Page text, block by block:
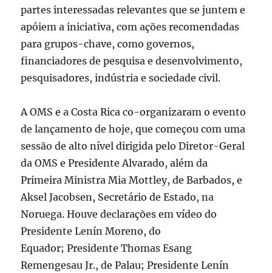
partes interessadas relevantes que se juntem e
apóiem ​​a iniciativa, com ações recomendadas
para grupos-chave, como governos,
financiadores de pesquisa e desenvolvimento,
pesquisadores, indústria e sociedade civil.
A OMS e a Costa Rica co-organizaram o evento
de lançamento de hoje, que começou com uma
sessão de alto nível dirigida pelo Diretor-Geral
da OMS e Presidente Alvarado, além da
Primeira Ministra Mia Mottley, de Barbados, e
Aksel Jacobsen, Secretário de Estado, na
Noruega. Houve declarações em vídeo do
Presidente Lenín Moreno, do
Equador; Presidente Thomas Esang
Remengesau Jr., de Palau; Presidente Lenín